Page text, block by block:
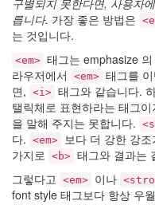
릅니다. 가장 좋은 방법은
는 것입니다.
<em> 태그는 emphasize
라우저에서
<em> 태그를
면, <i> 태그와 같습니다.
탤릭체로 표현하라는 태그
을 말해 주지는 못합니다.
다. <em>
보다 더 강한 강
가지로
<b> 태그와 결과는
그렇다고
<em> 이나
font style 태그보다 항상 우